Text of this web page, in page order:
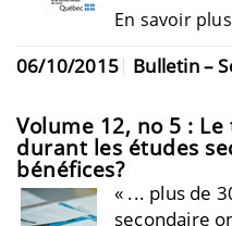
En savoir plus
06/10/2015 Bulletin –
Volume 12, no 5 :
durant les études
bénéfices?
« ... plus de
secondaire